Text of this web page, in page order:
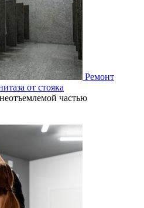
Ремонт
от стояка
частью